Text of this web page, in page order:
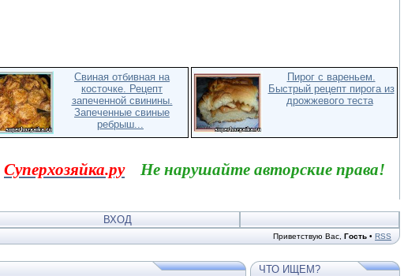
Свиная отбивная на
косточке. Рецепт
запеченной свинины.
Запеченные свиные
ребрыш...
Пирог с вареньем.
Быстрый рецепт пирога из
дрожжевого теста
Суперхозяйка.руНе нарушайте авторские права!
ВХОД
Приветствую Вас Гость • RSS
ЧТО ИЩЕМ?